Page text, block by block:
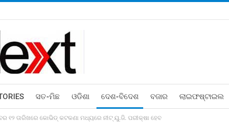
ସତ-ମିଛ ଓଡିଶା ଦେଶ-ବିଦେଶ ବଜାର ଲାଇଫଷ୍ଟାଇଲ
୧୨ ତାରିଖରେ କୋଭିଡ୍‍ କଟକଣା ମଧ୍ୟରେ ନୀଟ୍‍ ୟୁ.ଜି. ପରୀକ୍ଷା ହେବ